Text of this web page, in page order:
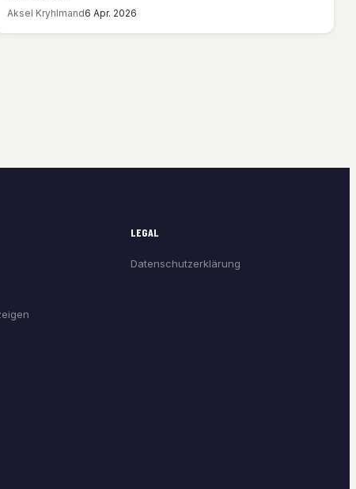
Aksel Kryhlmand6 Apr. 2026
LEGAL
Datenschutzerklärung